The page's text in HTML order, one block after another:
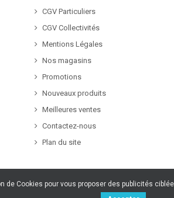
CGV Particuliers
CGV Collectivités
Mentions Légales
Nos magasins
Promotions
Nouveaux produits
Meilleures ventes
Contactez-nous
Plan du site
de Cookies pour vous proposer des publicités